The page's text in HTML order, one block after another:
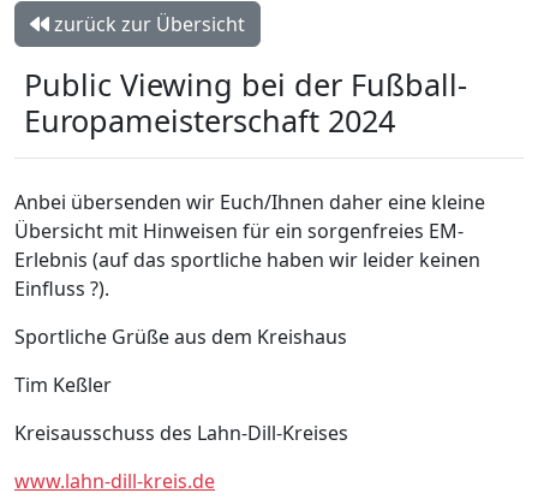
zurück zur Übersicht
Public Viewing bei der Fußball-
Europameisterschaft 2024
Anbei übersenden wir Euch/Ihnen daher eine kleine
Übersicht mit Hinweisen für ein sorgenfreies EM-
Erlebnis (auf das sportliche haben wir leider keinen
Einfluss ?).
Sportliche Grüße aus dem Kreishaus
Tim Keßler
Kreisausschuss des Lahn-Dill-Kreises
www.lahn-dill-kreis.de